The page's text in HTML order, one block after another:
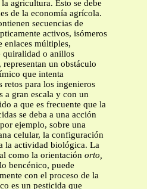
agricultura. Esto se debe
de la economía agrícola.
secuencias de
activos, isómeros
enlaces múltiples,
quiralidad o anillos
un obstáculo
que intenta
retos para los ingenieros
a gran escala y con un
a que es frecuente que la
se deba a una acción
ejemplo, sobre una
celular, la configuración
la actividad biológica. La
como la orientación orto,
bencénico, puede
con el proceso de la
es un pesticida que